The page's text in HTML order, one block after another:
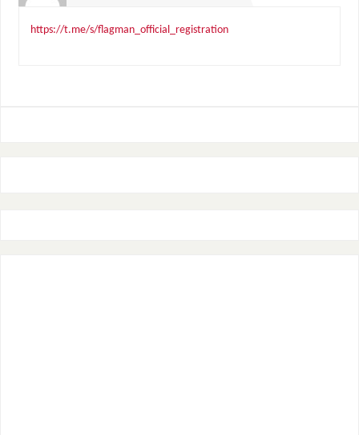
https://t.me/s/flagman_official_registration